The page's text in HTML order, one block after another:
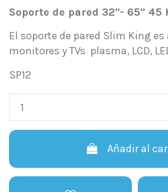
Soporte de pared 32"- 65" 45
El soporte de pared Slim King es
monitores y TVs plasma, LCD,
SP12
Añadir al